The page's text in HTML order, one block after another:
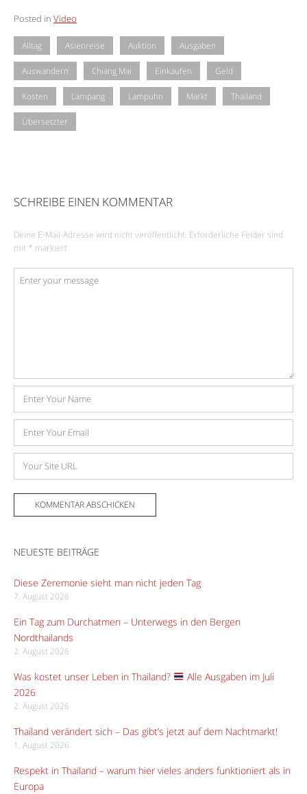
Posted in Video
Alltag Asienreise Auktion Ausgaben
Auswandern Chiang Mai Einkaufen Geld
Kosten Lampang Lampuhn Markt Thailand
Übersetzter
SCHREIBE EINEN KOMMENTAR
Deine E-Mail-Adresse wird nicht veröffentlicht. Erforderliche Felder sind
mit * markiert
Kommentar
Name
Adresse
Website
NEUESTE BEITRÄGE
Diese Zeremonie sieht man nicht jeden Tag
7. August 2026
Ein Tag zum Durchatmen – Unterwegs in den Bergen
Nordthailands
2. August 2026
Was kostet unser Leben in Thailand?
Alle Ausgaben im Juli
2026
2. August 2026
Thailand verändert sich – Das gibt’s jetzt auf dem Nachtmarkt!
1. August 2026
Respekt in Thailand – warum hier vieles anders funktioniert als in
Europa